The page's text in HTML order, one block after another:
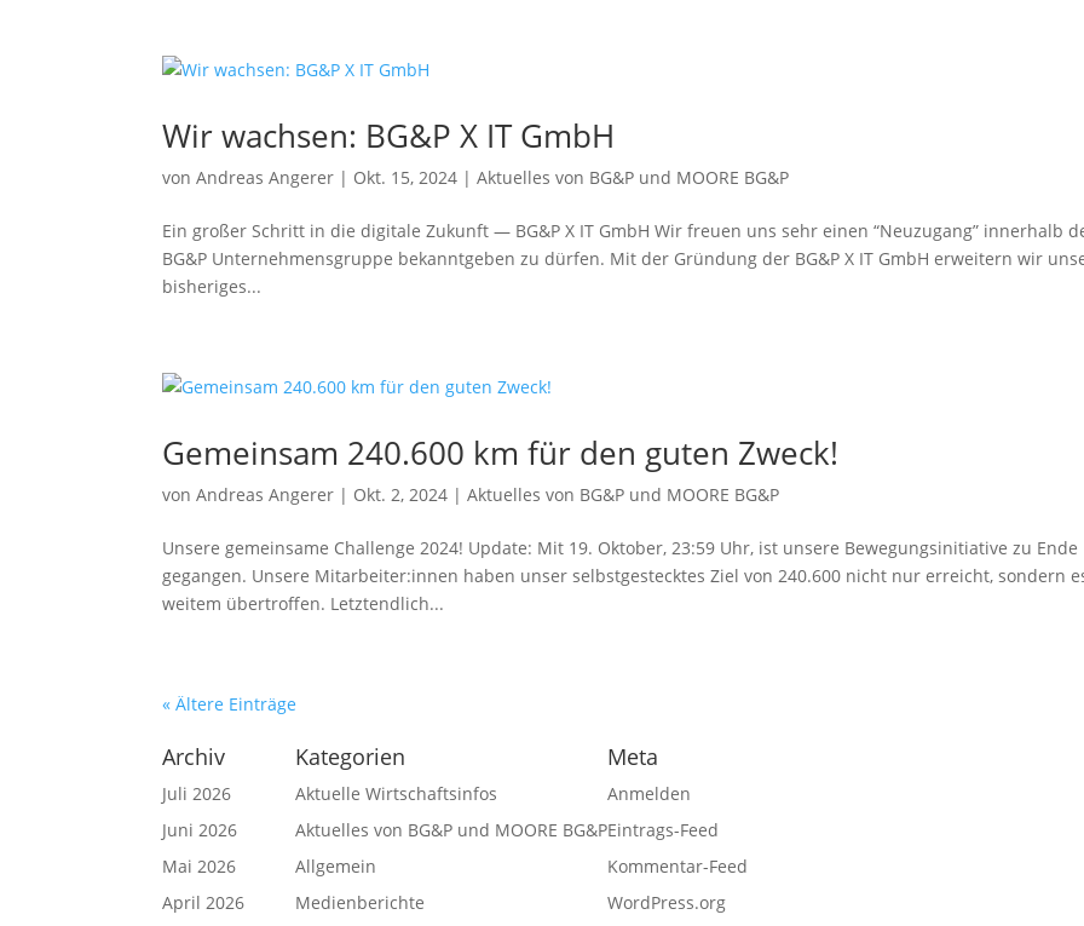
Wir wach­sen: BG&P X IT GmbH
vonAndreas Angerer | Okt. 15, 2024 |Aktuelles von BG&P und MOORE BG&P
Ein gro­ßer Schritt in die digi­ta­le Zukunft — BG&P X IT GmbH Wir freu­en uns sehr einen “Neuzugang” inner­halb
BG&P Unternehmensgruppe bekannt­ge­ben zu dür­fen. Mit der Gründung der BG&P X IT GmbH erwei­tern wir
bis­he­ri­ges...
Gemeinsam 240.600 km für den guten Zweck!
vonAndreas Angerer | Okt. 2, 2024 |Aktuelles von BG&P und MOORE BG&P
Unsere gemein­sa­me Challenge 2024! Update: Mit 19. Oktober, 23:59 Uhr, ist unse­re Bewegungsinitiative zu Ende
gegan­gen. Unsere Mitarbeiter:innen haben unser selbst­ge­steck­tes Ziel von 240.600 nicht nur erreicht, son­dern
wei­tem übertroffen. Letztendlich...
« Ältere Einträge
Archiv
Juli 2026
Juni 2026
Mai 2026
April 2026
Kategorien
Aktuelle Wirtschaftsinfos
Aktuelles von BG&P und MOORE BG&P
Allgemein
Medienberichte
Meta
Anmelden
Eintrags-Feed
Kommentar-Feed
WordPress.org